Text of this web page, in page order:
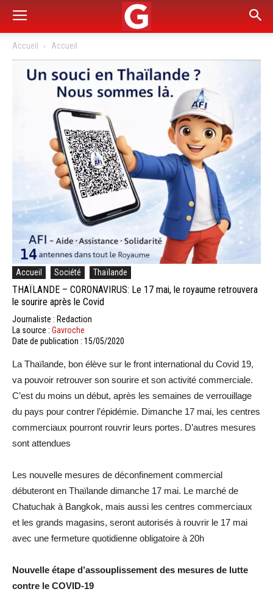
Accueil Accueil
Accueil Société Thaïlande
THAÏLANDE – CORONAVIRUS: Le 17 mai, le royaume retrouvera
le sourire après le Covid
Journaliste : Redaction
La source : Gavroche
Date de publication : 15/05/2020
La Thaïlande, bon élève sur le front international du Covid 19,
va pouvoir retrouver son sourire et son activité commerciale.
C’est du moins un début, après les semaines de verrouillage
du pays pour contrer l’épidémie. Dimanche 17 mai, les centres
commerciaux pourront rouvrir leurs portes. D’autres mesures
sont attendues
Les nouvelle mesures de déconfinement commercial
débuteront en Thaïlande dimanche 17 mai. Le marché de
Chatuchak à Bangkok, mais aussi les centres commerciaux
et les grands magasins, seront autorisés à rouvrir le 17 mai
avec une fermeture quotidienne obligatoire à 20h
Nouvelle étape d’assouplissement des mesures de lutte
contre le COVID-19